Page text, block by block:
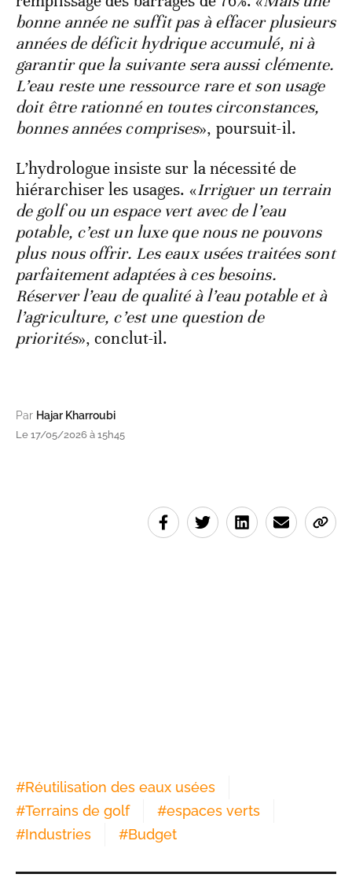
bonne année ne suffit pas à effacer plusieurs
années de déficit hydrique accumulé, ni à
garantir que la suivante sera aussi clémente.
L’eau reste une ressource rare et son usage
doit être rationné en toutes circonstances,
bonnes années comprises», poursuit-il.
L’hydrologue insiste sur la nécessité de
hiérarchiser les usages. «Irriguer un terrain
de golf ou un espace vert avec de l’eau
potable, c’est un luxe que nous ne pouvons
plus nous offrir. Les eaux usées traitées sont
parfaitement adaptées à ces besoins.
Réserver l’eau de qualité à l’eau potable et à
l’agriculture, c’est une question de
priorités», conclut-il.
Par Hajar Kharroubi
Le 17/05/2026 à 15h45
#Réutilisation des eaux usées
#Terrains de golf #espaces verts
#Industries #Budget